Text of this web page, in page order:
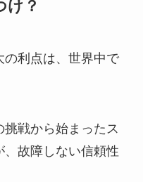
け？
利点は、世界中で
戦から始まったス
故障しない信頼性